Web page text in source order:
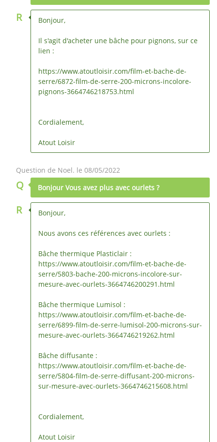
R Bonjour,
Il s'agit d'acheter une bâche pour pignons, sur ce
lien :
https://www.atoutloisir.com/film-et-bache-de-
serre/6872-film-de-serre-200-microns-incolore-
pignons-3664746218753.html
Cordialement,
Atout Loisir
Question de Noel. le 08/05/2022
Q Bonjour Vous avez plus avec ourlets ?
R Bonjour,
Nous avons ces références avec ourlets :
Bâche thermique Plasticlair :
https://www.atoutloisir.com/film-et-bache-de-
serre/5803-bache-200-microns-incolore-sur-
mesure-avec-ourlets-3664746200291.html
Bâche thermique Lumisol :
https://www.atoutloisir.com/film-et-bache-de-
serre/6899-film-de-serre-lumisol-200-microns-sur-
mesure-avec-ourlets-3664746219262.html
Bâche diffusante :
https://www.atoutloisir.com/film-et-bache-de-
serre/5804-film-de-serre-diffusant-200-microns-
sur-mesure-avec-ourlets-3664746215608.html
Cordialement,
Atout Loisir